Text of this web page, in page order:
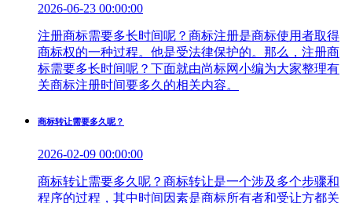
2026-06-23 00:00:00
注册商标需要多长时间呢？商标注册是商标使用者取得
商标权的一种过程。他是受法律保护的。那么，注册商
标需要多长时间呢？下面就由尚标网小编为大家整理有
关商标注册时间要多久的相关内容。
商标转让需要多久呢？
2026-02-09 00:00:00
商标转让需要多久呢？商标转让是一个涉及多个步骤和
程序的过程，其中时间因素是商标所有者和受让方都关